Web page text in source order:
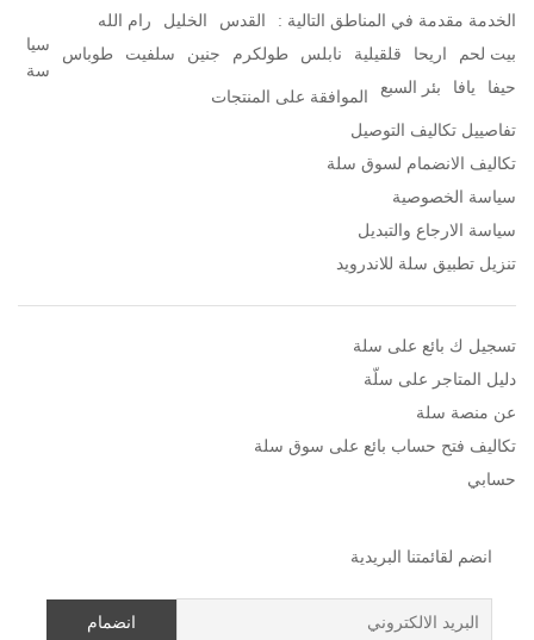
الخدمة مقدمة في المناطق التالية : القدس الخليل
رام الله
بيت لحم
اريحا قلقيلية نابلس طولكرم جنين سلفيت
طوباس
حيفا
يافا بئر السبع
سيا
سة
الموافقة على المنتجات
تفاصييل تكاليف التوصيل
تكاليف الانضمام لسوق سلة
سياسة الخصوصية
سياسة الارجاع والتبديل
تنزيل تطبيق سلة للاندرويد
تسجيل ك بائع على سلة
دليل المتاجر على سلّة
عن منصة سلة
تكاليف فتح حساب بائع على سوق سلة
حسابي
انضم لقائمتنا البريدية